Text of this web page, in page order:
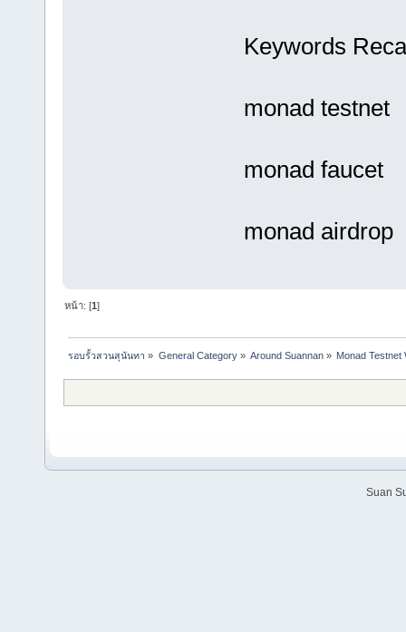
Keywords
monad testnet
monad faucet
monad airdrop
หน้า: [1]
รอบรั้วสวนสุนันทา » General Category» Around Suannan» Monad
Suan